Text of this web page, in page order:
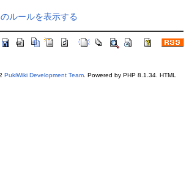
ルールを表示する
PukiWiki Development Team. Powered by PHP 8.1.34. HTML